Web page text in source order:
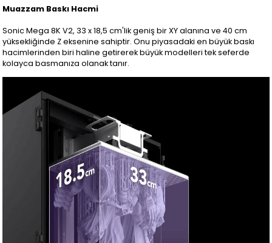
Muazzam Baskı Hacmi
Sonic Mega 8K V2, 33 x 18,5 cm'lik geniş bir XY alanına ve 40 cm
yüksekliğinde Z eksenine sahiptir. Onu piyasadaki en büyük baskı
hacimlerinden biri haline getirerek büyük modelleri tek seferde
kolayca basmanıza olanak tanır.